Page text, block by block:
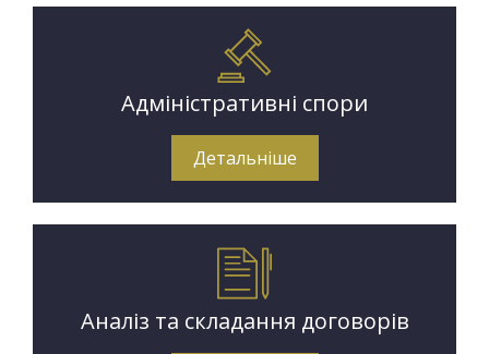
Адміністративні спори
Детальніше
Аналіз та складання договорів